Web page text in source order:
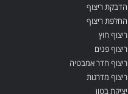
הדבקת ריצוף
החלפת ריצוף
ריצוף חוץ
ריצוף פנים
ריצוף חדר אמבטיה
ריצוף מדרגות
יציקת בטון